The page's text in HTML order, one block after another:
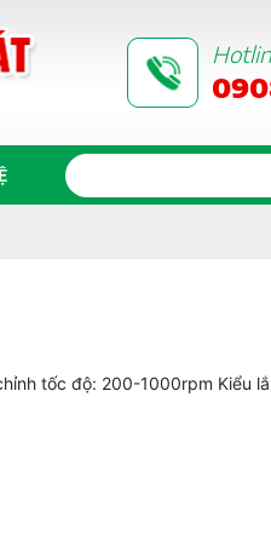
tốc độ: 200-1000rpm Kiểu